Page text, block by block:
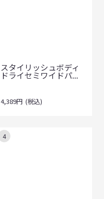
スタイリッシュボディ
ドライセミワイドパ...
4,389円 (税込)
4